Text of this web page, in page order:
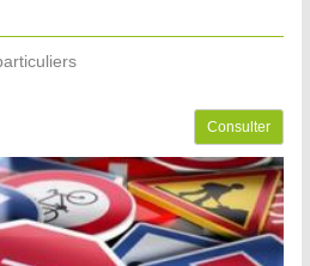
Consulter